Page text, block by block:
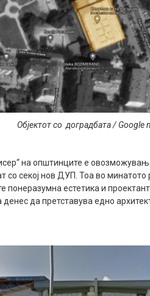
Објектот со доградбата / Google
на општинците е
со секој нов ДУП. Тоа во
понеразумна естетика и
да претставува едно